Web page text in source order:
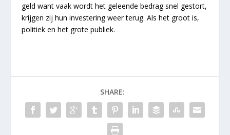
geld want vaak wordt het geleende bedrag snel gestort,
krijgen zij hun investering weer terug. Als het groot is,
politiek en het grote publiek.
SHARE: